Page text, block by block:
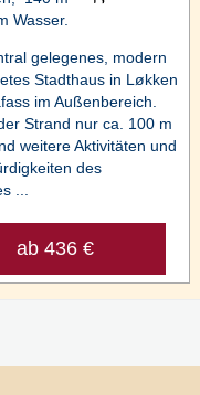
Wasser.
gelegenes, modern
Stadthaus in Løkken
im Außenbereich.
Strand nur ca. 100 m
weitere Aktivitäten und
des
...
ab 436 €